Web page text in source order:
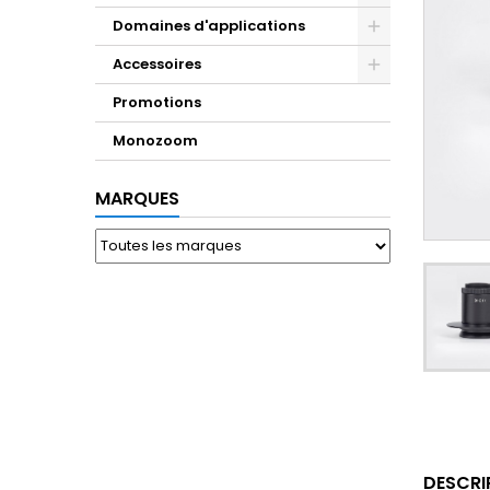
Domaines d'applications
Accessoires
Promotions
Monozoom
MARQUES